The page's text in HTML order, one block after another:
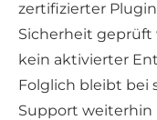
zertifizierter
Sicherheit
kein aktivierter
Folglich bleibt bei
Support weiterhin